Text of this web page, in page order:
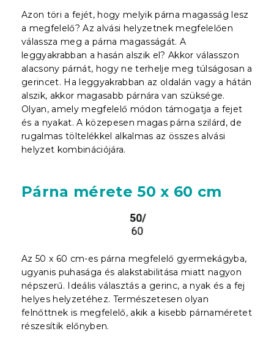
Azon töri a fejét, hogy melyik párna magasság lesz
a megfelelő? Az alvási helyzetnek megfelelően
válassza meg a párna magasságát. A
leggyakrabban a hasán alszik el? Akkor válasszon
alacsony párnát, hogy ne terhelje meg túlságosan a
gerincet. Ha leggyakrabban az oldalán vagy a hátán
alszik, akkor magasabb párnára van szüksége.
Olyan, amely megfelelő módon támogatja a fejet
és a nyakat. A közepesen magas párna szilárd, de
rugalmas töltelékkel alkalmas az összes alvási
helyzet kombinációjára.
Párna mérete 50 x 60 cm
Az 50 x 60 cm-es párna megfelelő gyermekágyba,
ugyanis puhasága és alakstabilitása miatt nagyon
népszerű. Ideális választás a gerinc, a nyak és a fej
helyes helyzetéhez. Természetesen olyan
felnőttnek is megfelelő, akik a kisebb párnaméretet
részesítik előnyben.